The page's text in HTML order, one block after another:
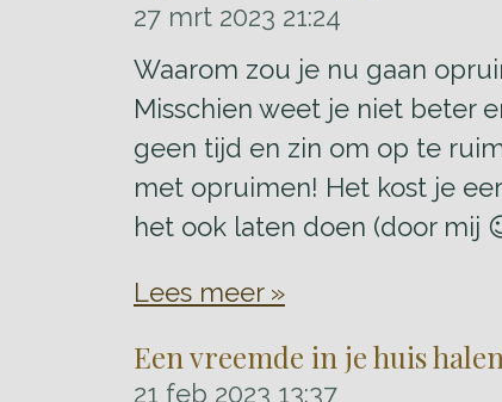
27 mrt 2023 21:24
Waarom zou je nu gaan
Misschien weet je niet beter
geen tijd en zin om op te
met opruimen! Het kost je
het ook laten doen (door mij
Lees meer »
Een vreemde in je huis
21 feb 2023 13:37